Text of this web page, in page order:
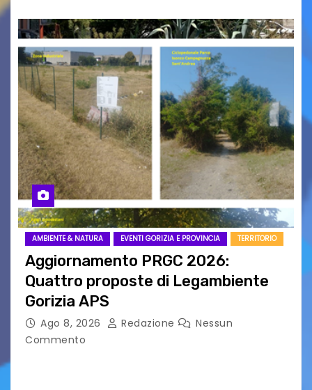
AMBIENTE & NATURA EVENTI GORIZIA E PROVINCIA TERRITORIO
Aggiornamento PRGC 2026:
Quattro proposte di Legambiente
Gorizia APS
Ago 8, 2026 Redazione
Nessun
Commento